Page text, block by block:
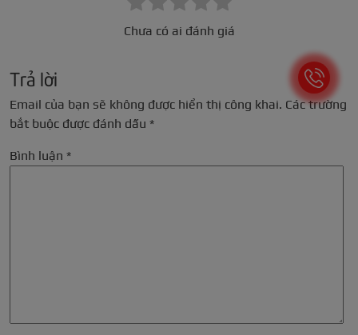
Chưa có ai đánh giá
Trả lời
Email của bạn sẽ không được hiển thị công khai. Các trường
bắt buộc được đánh dấu *
Bình luận *